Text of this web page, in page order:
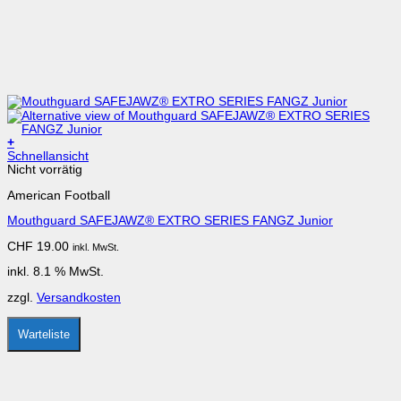
+
Schnellansicht
Nicht vorrätig
American Football
Mouthguard SAFEJAWZ® EXTRO SERIES FANGZ Junior
CHF 19.00 inkl. MwSt.
inkl. 8.1 % MwSt.
zzgl. Versandkosten
Warteliste